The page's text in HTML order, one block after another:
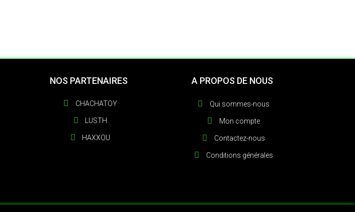
NOS PARTENAIRES
CHACHATOY
LUSTH
HAXXOU
A PROPOS DE NOUS
Qui sommes-nous
Mon compte
Contactez-nous
Conditions générales